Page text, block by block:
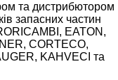
та дистрибютором
запасних частин
EATON,
CORTECO,
KAHVECI та